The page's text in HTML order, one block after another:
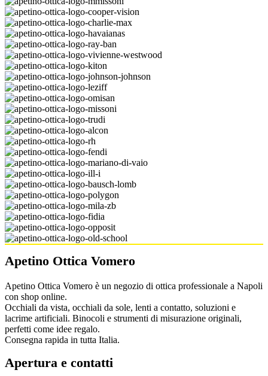
Apetino Ottica Vomero
Apetino Ottica Vomero è un negozio di ottica professionale a Napoli
con shop online.
Occhiali da vista, occhiali da sole, lenti a contatto, soluzioni e
lacrime artificiali. Binocoli e strumenti di misurazione originali,
perfetti come idee regalo.
Consegna rapida in tutta Italia.
Apertura e contatti